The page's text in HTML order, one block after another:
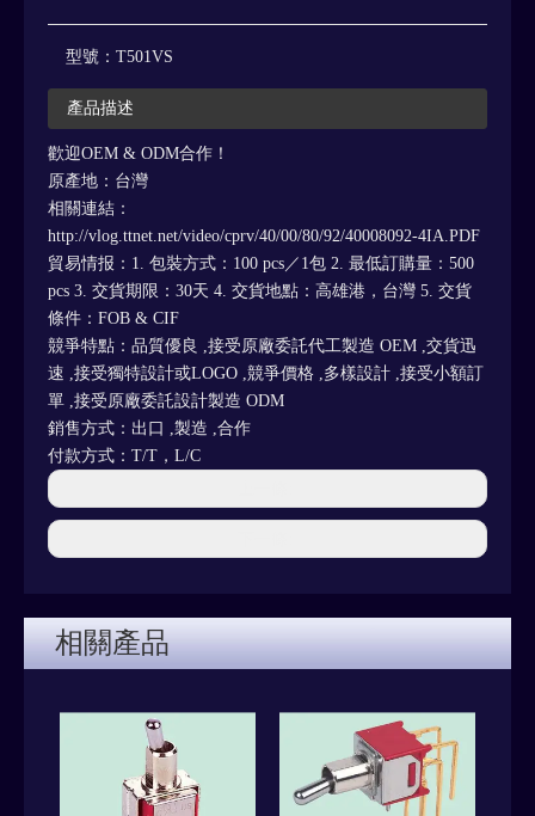
型號： T501VS
產品描述
歡迎OEM & ODM合作！
原產地：台灣
相關連結：
http://vlog.ttnet.net/video/cprv/40/00/80/92/40008092-4IA.PDF
貿易情报：1. 包裝方式：100 pcs／1包 2. 最低訂購量：500
pcs 3. 交貨期限：30天 4. 交貨地點：高雄港，台灣 5. 交貨
條件：FOB & CIF
競爭特點：品質優良 ,接受原廠委託代工製造 OEM ,交貨迅
速 ,接受獨特設計或LOGO ,競爭價格 ,多樣設計 ,接受小額訂
單 ,接受原廠委託設計製造 ODM
銷售方式：出口 ,製造 ,合作
付款方式：T/T，L/C
相關產品